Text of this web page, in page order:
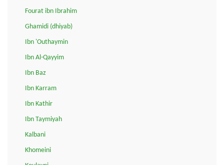
Fourat ibn Ibrahim
Ghamidi (dhiyab)
Ibn 'Outhaymin
Ibn Al-Qayyim
Ibn Baz
Ibn Karram
Ibn Kathir
Ibn Taymiyah
Kalbani
Khomeini